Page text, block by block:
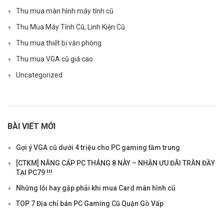
Thu mua màn hình máy tính cũ
Thu Mua Máy Tính Cũ, Linh Kiện Cũ
Thu mua thiết bị văn phòng
Thu mua VGA cũ giá cao
Uncategorized
BÀI VIẾT MỚI
Gợi ý VGA cũ dưới 4 triệu cho PC gaming tầm trung
[CTKM] NÂNG CẤP PC THÁNG 8 NÀY – NHẬN ƯU ĐÃI TRÀN ĐẦY
TẠI PC79 !!!
Những lỗi hay gặp phải khi mua Card màn hình cũ
TOP 7 Địa chỉ bán PC Gaming Cũ Quận Gò Vấp